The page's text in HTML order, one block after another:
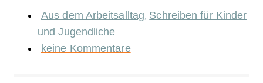
Aus dem Arbeitsalltag, Schreiben für Kinder
und Jugendliche
keine Kommentare